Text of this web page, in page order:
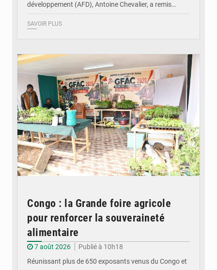
développement (AFD), Antoine Chevalier, a remis…
SAVOIR PLUS
Congo : la Grande foire agricole
pour renforcer la souveraineté
alimentaire
7 août 2026
Publié à 10h18
Réunissant plus de 650 exposants venus du Congo et